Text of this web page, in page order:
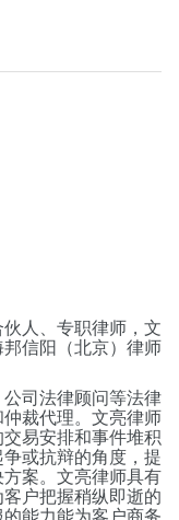
人、专职律师，文
信阳（北京）律师
司法律顾问等法律
裁代理。文亮律师
易安排和事件堆积
或抗辩的角度，提
案。文亮律师具有
户把握稍纵即逝的
能力能为客户商务